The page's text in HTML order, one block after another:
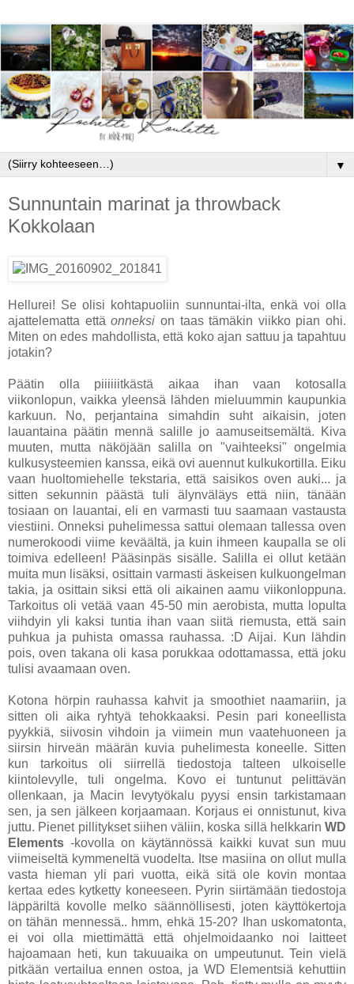
▼
Sunnuntain marinat ja throwback
Kokkolaan
Hellurei! Se olisi kohtapuoliin sunnuntai-ilta, enkä voi olla
ajattelematta ettäonneksi on taas tämäkin viikko pian ohi.
Miten on edes mahdollista, että koko ajan sattuu ja tapahtuu
jotakin?
Päätin olla piiiiiitkästä aikaa ihan vaan kotosalla
viikonlopun, vaikka yleensä lähden mieluummin kaupunkia
karkuun. No, perjantaina simahdin suht aikaisin, joten
lauantaina päätin mennä salille jo aamuseitsemältä. Kiva
muuten, mutta näköjään salilla on "vaihteeksi" ongelmia
kulkusysteemien kanssa, eikä ovi auennut kulkukortilla. Eiku
vaan huoltomiehelle tekstaria, että saisikos oven auki... ja
sitten sekunnin päästä tuli älynväläys että niin, tänään
tosiaan on lauantai, eli en varmasti tuu saamaan vastausta
viestiini. Onneksi puhelimessa sattui olemaan tallessa oven
numerokoodi viime keväältä, ja kuin ihmeen kaupalla se oli
toimiva edelleen! Pääsinpäs sisälle. Salilla ei ollut ketään
muita mun lisäksi, osittain varmasti äskeisen kulkuongelman
takia, ja osittain siksi että oli aikainen aamu viikonloppuna.
Tarkoitus oli vetää vaan 45-50 min aerobista, mutta lopulta
viihdyin yli kaksi tuntia ihan vaan siitä riemusta, että sain
puhkua ja puhista omassa rauhassa. :D Aijai. Kun lähdin
pois, oven takana oli kasa porukkaa odottamassa, että joku
tulisi avaamaan oven.
Kotona hörpin rauhassa kahvit ja smoothiet naamariin, ja
sitten oli aika ryhtyä tehokkaaksi. Pesin pari koneellista
pyykkiä, siivosin vihdoin ja viimein mun vaatehuoneen ja
siirsin hirveän määrän kuvia puhelimesta koneelle. Sitten
kun tarkoitus oli siirrellä tiedostoja talteen ulkoiselle
kiintolevylle, tuli ongelma. Kovo ei tuntunut pelittävän
ollenkaan, ja Macin levytyökalu pyysi ensin tarkistamaan
sen, ja sen jälkeen korjaamaan. Korjaus ei onnistunut, kiva
juttu. Pienet pillitykset siihen väliin, koska sillä helkkarin WD
Elements -kovolla on käytännössä kaikki kuvat sun muu
viimeiseltä kymmeneltä vuodelta. Itse masiina on ollut mulla
vasta hieman yli pari vuotta, eikä sitä ole kovin montaa
kertaa edes kytketty koneeseen. Pyrin siirtämään tiedostoja
läppäriltä kovolle melko säännöllisesti, joten käyttökertoja
on tähän mennessä.. hmm, ehkä 15-20? Ihan uskomatonta,
ei voi olla miettimättä että ohjelmoidaanko noi laitteet
hajoamaan heti, kun takuuaika on umpeutunut. Tein vielä
pitkään vertailua ennen ostoa, ja WD Elementsiä kehuttiin